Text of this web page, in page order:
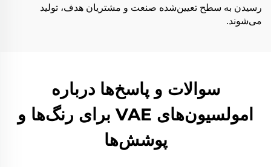
رسیدن به سطح تعیین‌شده صنعت و مشتریان هدف، تولید
می‌شوند.
سوالات و پاسخ‌ها درباره
امولسیون‌های VAE برای رنگ‌ها و
پوشش‌ها